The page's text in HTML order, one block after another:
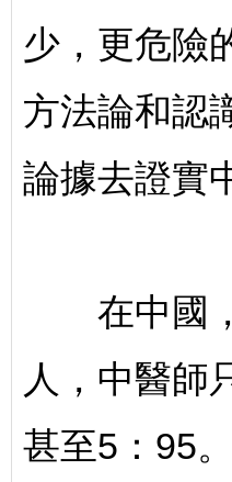
少，更危險
方法論和認
論據去證實
在中國，
人，中醫師
甚至5：95